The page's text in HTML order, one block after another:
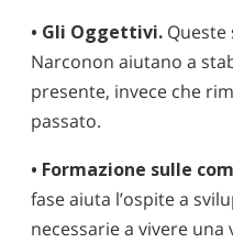
• Gli Oggettivi.
Narconon aiutano a
presente, invece che
passato.
• Formazione sulle
fase aiuta l’ospite a
necessarie a vivere